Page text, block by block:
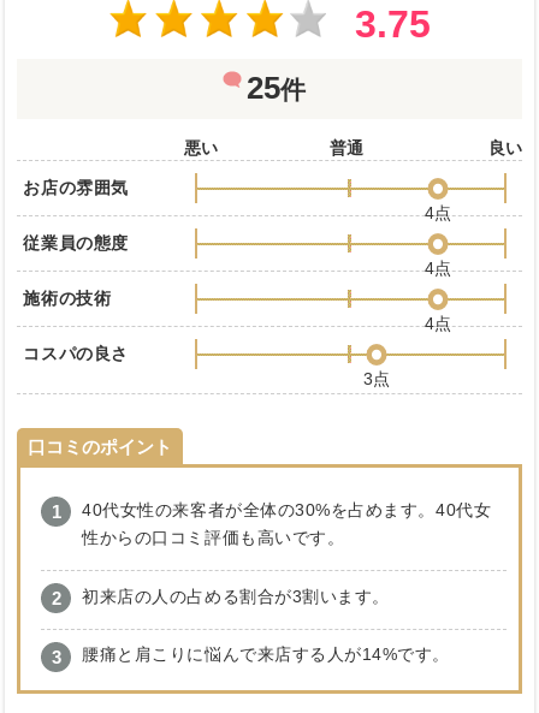
3.75
25件
悪い 普通 良い
お店の雰囲気
4点
従業員の態度
4点
施術の技術
4点
コスパの良さ
3点
口コミのポイント
40代女性の来客者が全体の30%を占めます。40代女
性からの口コミ評価も高いです。
初来店の人の占める割合が3割います。
腰痛と肩こりに悩んで来店する人が14%です。